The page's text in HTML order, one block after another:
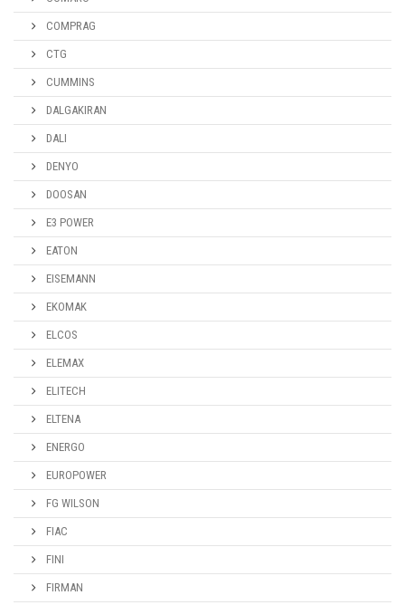
COMPRAG
CTG
CUMMINS
DALGAKIRAN
DALI
DENYO
DOOSAN
E3 POWER
EATON
EISEMANN
EKOMAK
ELCOS
ELEMAX
ELITECH
ELTENA
ENERGO
EUROPOWER
FG WILSON
FIAC
FINI
FIRMAN